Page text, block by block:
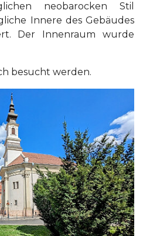
neobarocken Stil
Innere des Gebäudes
Der Innenraum wurde
besucht werden.